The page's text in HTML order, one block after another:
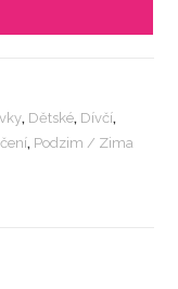
, Dětské, Dívčí,
, Podzim / Zima